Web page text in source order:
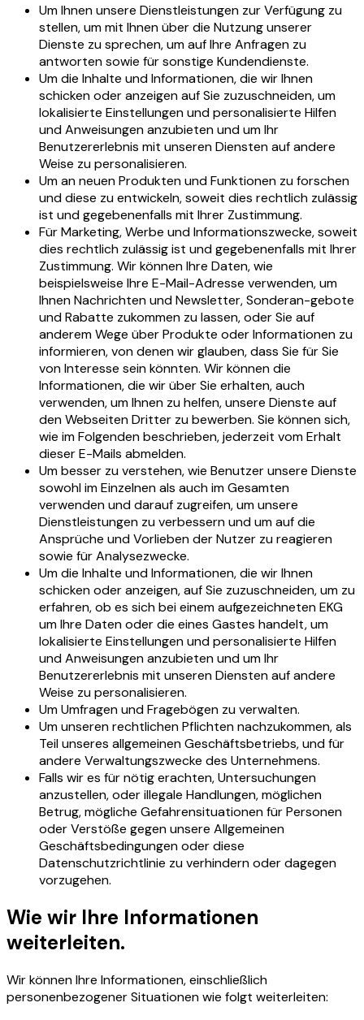
Um Ihnen unsere Dienstleistungen zur Verfügung zu
stellen, um mit Ihnen über die Nutzung unserer
Dienste zu sprechen, um auf Ihre Anfragen zu
antworten sowie für sonstige Kundendienste.
Um die Inhalte und Informationen, die wir Ihnen
schicken oder anzeigen auf Sie zuzuschneiden, um
lokalisierte Einstellungen und personalisierte Hilfen
und Anweisungen anzubieten und um Ihr
Benutzererlebnis mit unseren Diensten auf andere
Weise zu personalisieren.
Um an neuen Produkten und Funktionen zu forschen
und diese zu entwickeln, soweit dies rechtlich zulässig
ist und gegebenenfalls mit Ihrer Zustimmung.
Für Marketing, Werbe und Informationszwecke, soweit
dies rechtlich zulässig ist und gegebenenfalls mit Ihrer
Zustimmung. Wir können Ihre Daten, wie
beispielsweise Ihre E-Mail-Adresse verwenden, um
Ihnen Nachrichten und Newsletter, Sonderan-gebote
und Rabatte zukommen zu lassen, oder Sie auf
anderem Wege über Produkte oder Informationen zu
informieren, von denen wir glauben, dass Sie für Sie
von Interesse sein könnten. Wir können die
Informationen, die wir über Sie erhalten, auch
verwenden, um Ihnen zu helfen, unsere Dienste auf
den Webseiten Dritter zu bewerben. Sie können sich,
wie im Folgenden beschrieben, jederzeit vom Erhalt
dieser E-Mails abmelden.
Um besser zu verstehen, wie Benutzer unsere Dienste
sowohl im Einzelnen als auch im Gesamten
verwenden und darauf zugreifen, um unsere
Dienstleistungen zu verbessern und um auf die
Ansprüche und Vorlieben der Nutzer zu reagieren
sowie für Analysezwecke.
Um die Inhalte und Informationen, die wir Ihnen
schicken oder anzeigen, auf Sie zuzuschneiden, um zu
erfahren, ob es sich bei einem aufgezeichneten EKG
um Ihre Daten oder die eines Gastes handelt, um
lokalisierte Einstellungen und personalisierte Hilfen
und Anweisungen anzubieten und um Ihr
Benutzererlebnis mit unseren Diensten auf andere
Weise zu personalisieren.
Um Umfragen und Fragebögen zu verwalten.
Um unseren rechtlichen Pflichten nachzukommen, als
Teil unseres allgemeinen Geschäftsbetriebs, und für
andere Verwaltungszwecke des Unternehmens.
Falls wir es für nötig erachten, Untersuchungen
anzustellen, oder illegale Handlungen, möglichen
Betrug, mögliche Gefahrensituationen für Personen
oder Verstöße gegen unsere Allgemeinen
Geschäftsbedingungen oder diese
Datenschutzrichtlinie zu verhindern oder dagegen
vorzugehen.
Wie wir Ihre Informationen
weiterleiten.
Wir können Ihre Informationen, einschließlich
personenbezogener Situationen wie folgt weiterleiten: